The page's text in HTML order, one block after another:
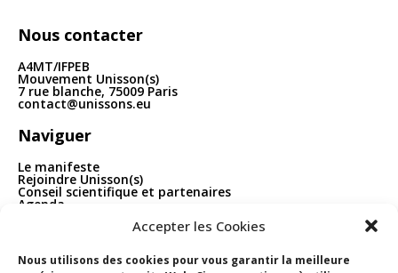
Accepter les Cookies
Nous utilisons des cookies pour vous garantir la meilleure
Nous contacter
A4MT/IFPEB
Mouvement Unisson(s)
7 rue blanche, 75009 Paris
contact@unissons.eu
Naviguer
Le manifeste
Rejoindre Unisson(s)
Conseil scientifique et partenaires
Agenda